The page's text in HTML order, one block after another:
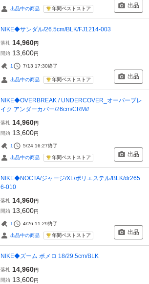
出品中の商品 年間ベストストア 出品
NIKE◆サンダル/26.5cm/BLK/FJ1214-003
落札 14,960円
開始 13,600円
1 7/13 17:30終了
出品中の商品 年間ベストストア 出品
NIKE◆OVERBREAK / UNDERCOVER_オーバーブレ
イク アンダーカバー/26cm/CRM//
落札 14,960円
開始 13,600円
1 5/24 16:27終了
出品中の商品 年間ベストストア 出品
NIKE◆NOCTA/ジャージ/XL/ポリエステル/BLK/dr265
6-010
落札 14,960円
開始 13,600円
1 4/26 11:29終了
出品中の商品 年間ベストストア 出品
NIKE◆ズーム ボメロ 18/29.5cm/BLK
落札 14,960円
開始 13,600円